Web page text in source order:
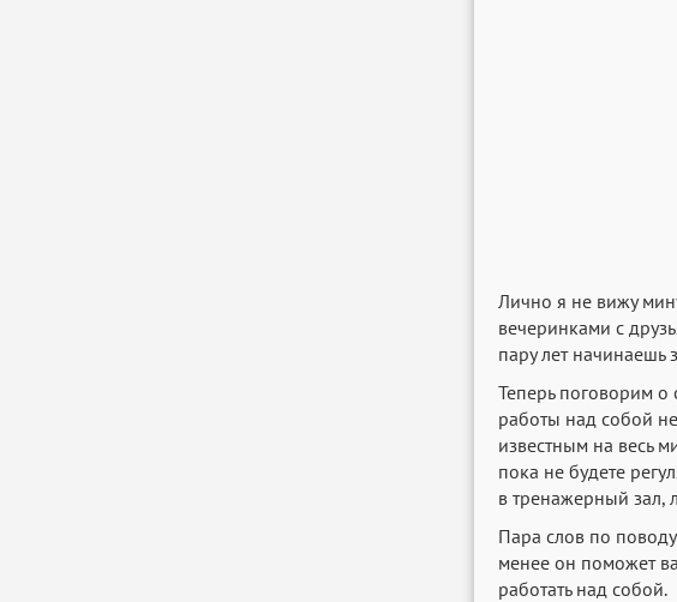
Лично я не вижу
вечеринками с
пару лет начинаешь
Теперь поговорим о
работы над собой
известным на весь
пока не будете
в тренажерный зал,
Пара слов по
менее он поможет
работать над собой.